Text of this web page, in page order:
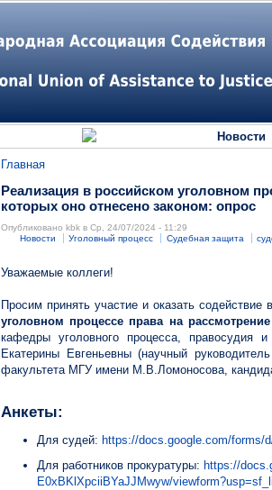
Новости
Главная
Реализация в российском уголовном
которых оно отнесено законом: опрос
Опубликовано kbk в Ср, 24/07/2024 - 11:29
Новости
Уголовный процесс Судебная защита
Уважаемые коллеги!
Просим принять участие и оказать содействие
уголовном процессе права на
кафедры уголовного процесса, правосудия
Екатерины Евгеньевны (научный
факультета МГУ имени М.В.Ломоносова,
Анкеты:
Для судей: https://docs.google.com/forms/
Для работников прокуратуры: https://
E0xBKlXpciiBYaJJMwyw/